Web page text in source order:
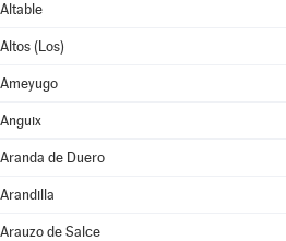
Altable
Altos (Los)
Ameyugo
Anguix
Aranda de Duero
Arandilla
Arauzo de Salce